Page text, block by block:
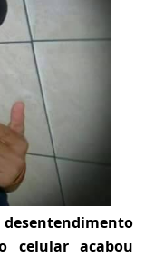
celular acabou